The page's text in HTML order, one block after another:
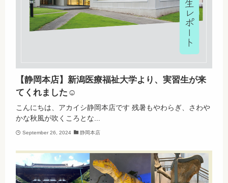
【静岡本店】新潟医療福祉大学より、実習生が来
てくれました☺
こんにちは、アカイシ静岡本店です 残暑もやわらぎ、さわや
かな秋風が吹くころとな...
September 26, 2024 静岡本店